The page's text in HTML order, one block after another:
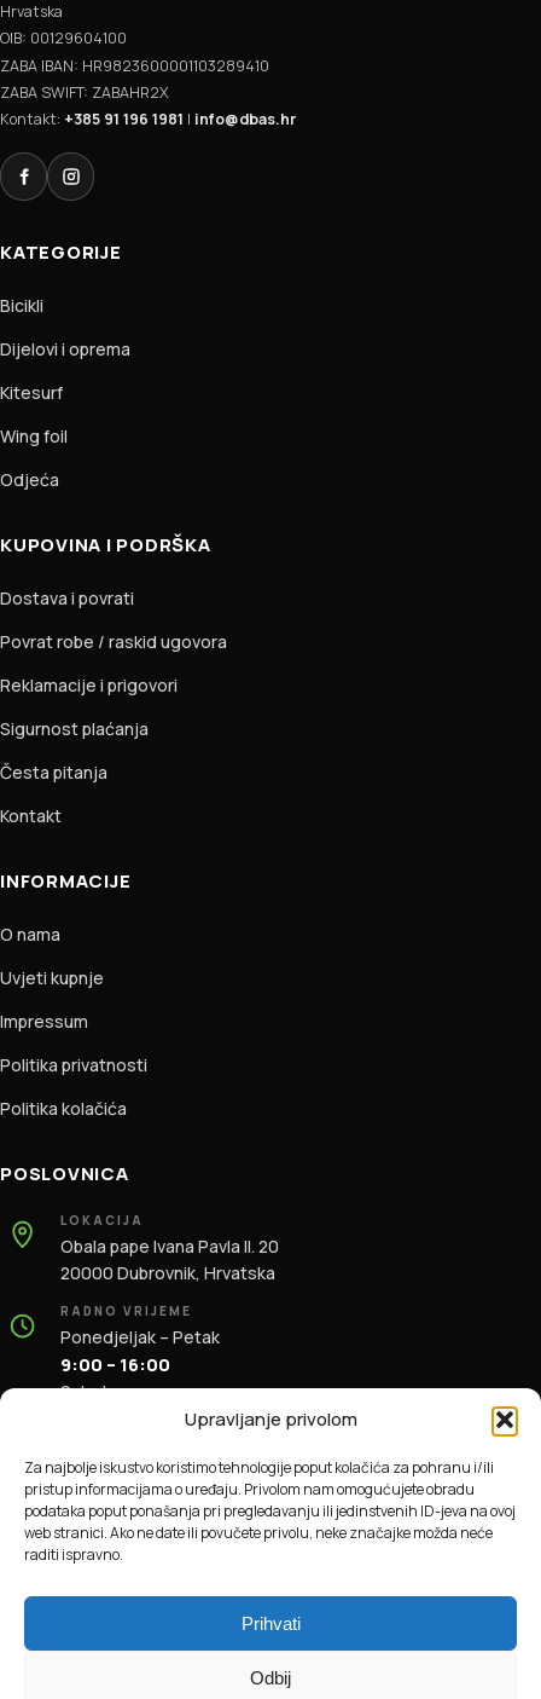
Upravljanje privolom
Za najbolje iskustvo koristimo tehnologije poput kolačića za pohranu i/ili
pristup informacijama o uređaju. Privolom nam omogućujete obradu
podataka poput ponašanja pri pregledavanju ili jedinstvenih ID-jeva na ovoj
web stranici. Ako ne date ili povučete privolu, neke značajke možda neće
raditi ispravno.
Prihvati
Odbij
Hrvatska
OIB: 00129604100
ZABA IBAN: HR9823600001103289410
ZABA SWIFT: ZABAHR2X
Kontakt: +385 91 196 1981 | info@dbas.hr
FacebookInstagram
KATEGORIJE
Bicikli
Dijelovi i oprema
Kitesurf
Wing foil
Odjeća
KUPOVINA I PODRŠKA
Dostava i povrati
Povrat robe / raskid ugovora
Reklamacije i prigovori
Sigurnost plaćanja
Česta pitanja
Kontakt
INFORMACIJE
O nama
Uvjeti kupnje
Impressum
Politika privatnosti
Politika kolačića
POSLOVNICA
LOKACIJA
Obala pape Ivana Pavla II. 20
20000 Dubrovnik, Hrvatska
RADNO VRIJEME
Ponedjeljak – Petak
9:00 – 16:00
Subota
+385 91 196 1981
info@dbas.hr